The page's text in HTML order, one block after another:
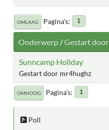
OMLAAG Pagina's 1
Onderwerp/Gestart door
Sunncamp Holiday
Gestart door mr4hughz
OMHOOG Pagina's 1
Poll